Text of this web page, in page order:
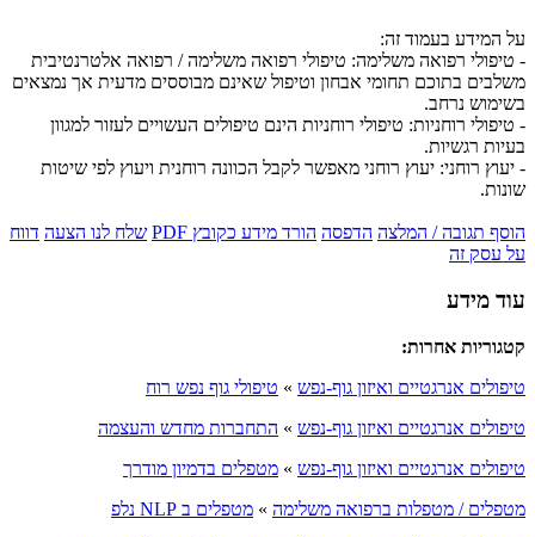
על המידע בעמוד זה:
- טיפולי רפואה משלימה: טיפולי רפואה משלימה / רפואה אלטרנטיבית
משלבים בתוכם תחומי אבחון וטיפול שאינם מבוססים מדעית אך נמצאים
בשימוש נרחב.
- טיפולי רוחניות: טיפולי רוחניות הינם טיפולים העשויים לעזור למגוון
בעיות רגשיות.
- יעוץ רוחני: יעוץ רוחני מאפשר לקבל הכוונה רוחנית ויעוץ לפי שיטות
שונות.
הוסף תגובה / המלצה הדפסה הורד מידע כקובץ PDF שלח לנו הצעה דווח
על עסק זה
עוד מידע
קטגוריות אחרות:
טיפולים אנרגטיים ואיזון גוף-נפש » טיפולי גוף נפש רוח
טיפולים אנרגטיים ואיזון גוף-נפש » התחברות מחדש והעצמה
טיפולים אנרגטיים ואיזון גוף-נפש » מטפלים בדמיון מודרך
מטפלים / מטפלות ברפואה משלימה » מטפלים ב NLP נלפ